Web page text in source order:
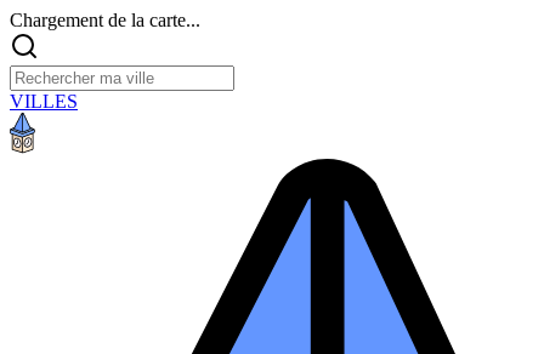
Chargement de la carte...
VILLES